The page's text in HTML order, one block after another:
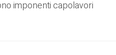
imponenti capolavori